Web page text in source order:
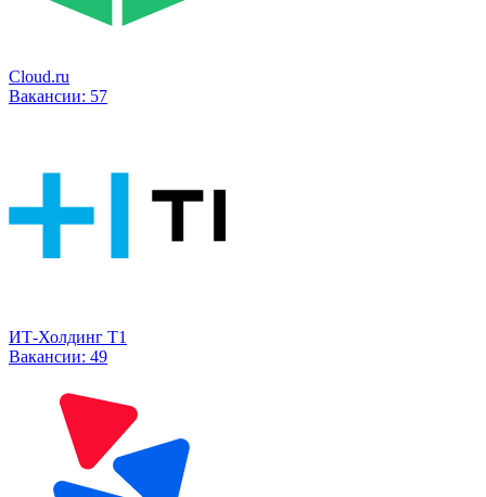
Cloud.ru
Вакансии: 57
ИТ-Холдинг Т1
Вакансии: 49